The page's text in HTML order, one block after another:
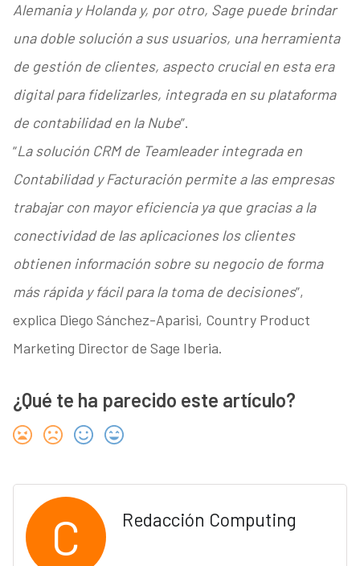
Alemania y Holanda y, por otro, Sage puede brindar
una doble solución a sus usuarios, una herramienta
de gestión de clientes, aspecto crucial en esta era
digital para fidelizarles, integrada en su plataforma
de contabilidad en la Nube”.
“La solución CRM de Teamleader integrada en
Contabilidad y Facturación permite a las empresas
trabajar con mayor eficiencia ya que gracias a la
conectividad de las aplicaciones los clientes
obtienen información sobre su negocio de forma
más rápida y fácil para la toma de decisiones”,
explica Diego Sánchez-Aparisi, Country Product
Marketing Director de Sage Iberia.
¿Qué te ha parecido este artículo?
C Redacción Computing